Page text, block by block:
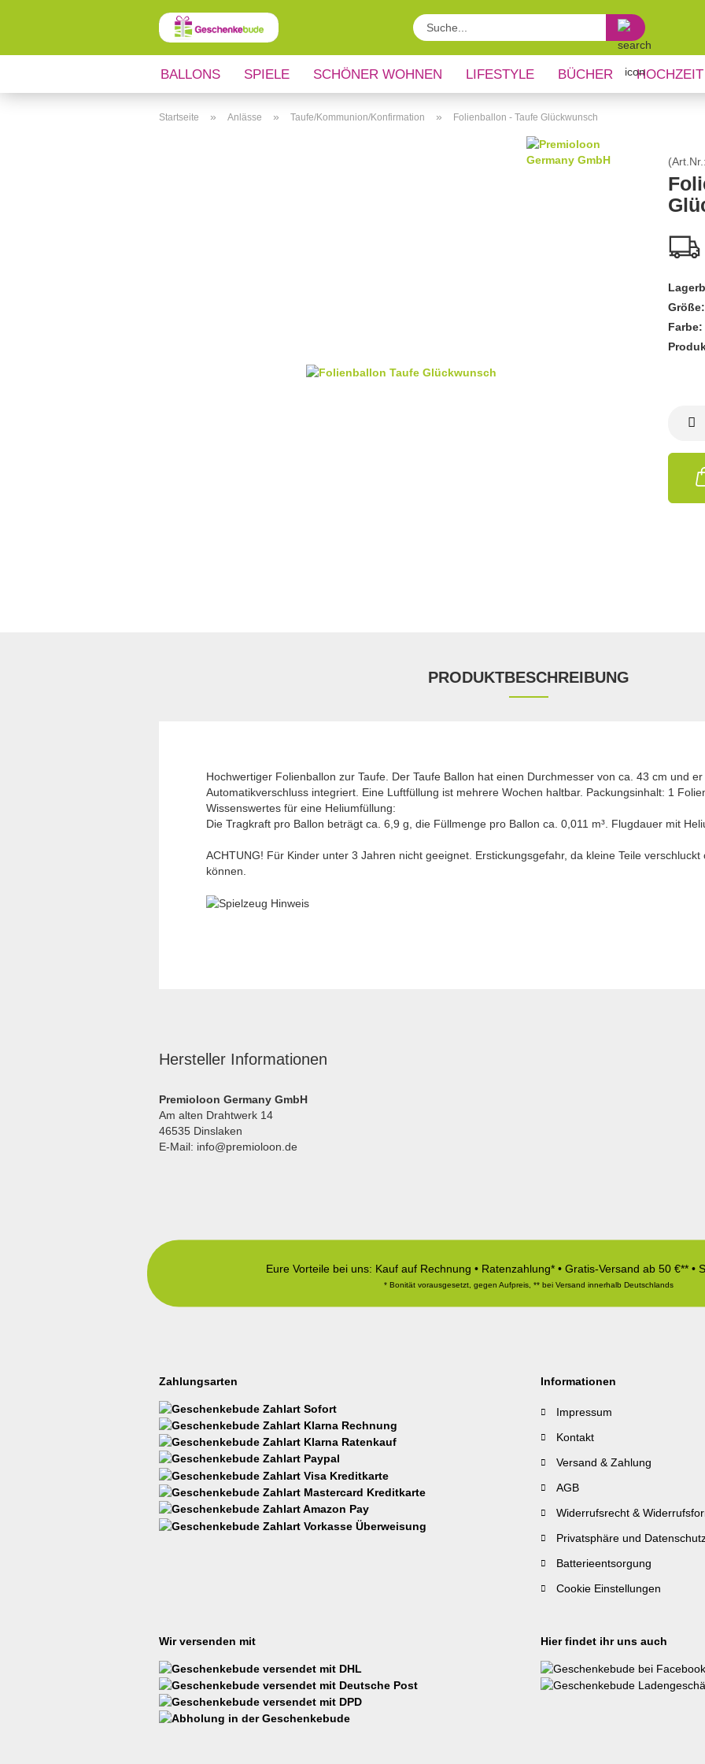
Suche...
BALLONS SPIELE SCHÖNER WOHNEN LIFESTYLE BÜCHER HOCHZEIT
ANLÄSSE REGIONALES
Startseite » Anlässe » Taufe/Kommunion/Konfirmation » Folienballon - Taufe Glückwunsch
(Art.Nr.:
Größe:
Farbe:
PRODUKTBESCHREIBUNG
Hochwertiger Folienballon zur Taufe. Der Taufe Ballon hat einen Durchmesser von ca. 43 cm und
Automatikverschluss integriert. Eine Luftfüllung ist mehrere Wochen haltbar. Packungsinhalt: 1
Wissenswertes für eine Heliumfüllung:
Die Tragkraft pro Ballon beträgt ca. 6,9 g, die Füllmenge pro Ballon ca. 0,011 m³. Flugdauer mit
ACHTUNG! Für Kinder unter 3 Jahren nicht geeignet. Erstickungsgefahr, da kleine Teile
können.
Hersteller Informationen
Premioloon Germany GmbH
Am alten Drahtwerk 14
46535 Dinslaken
E-Mail: info@premioloon.de
Eure Vorteile bei uns: Kauf auf Rechnung • Ratenzahlung* • Gratis-Versand ab 50 €** •
* Bonität vorausgesetzt, gegen Aufpreis, ** bei Versand innerhalb Deutschlands
Zahlungsarten Informationen
Impressum
Kontakt
Versand & Zahlung
AGB
Widerrufsrecht &
Privatsphäre und
Batterieentsorgung
Cookie Einstellungen
Wir versenden mit Hier findet ihr uns auch